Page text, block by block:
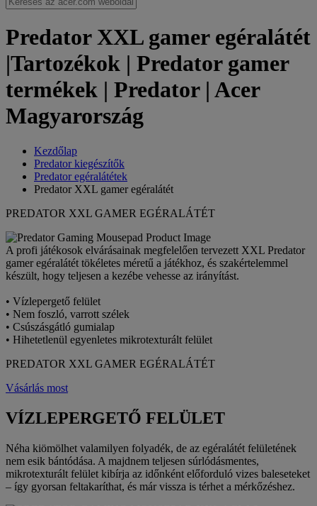
Predator XXL gamer egéralátét
|Tartozékok | Predator gamer
termékek | Predator | Acer
Magyarország
Kezdőlap
Predator kiegészítők
Predator egéralátétek
Predator XXL gamer egéralátét
PREDATOR XXL GAMER EGÉRALÁTÉT
A profi játékosok elvárásainak megfelelően tervezett XXL Predator
gamer egéralátét tökéletes méretű a játékhoz, és szakértelemmel
készült, hogy teljesen a kezébe vehesse az irányítást.
• Vízlepergető felület
• Nem foszló, varrott szélek
• Csúszásgátló gumialap
• Hihetetlenül egyenletes mikrotexturált felület
PREDATOR XXL GAMER EGÉRALÁTÉT
Vásárlás most
VÍZLEPERGETŐ FELÜLET
Néha kiömölhet valamilyen folyadék, de az egéralátét felületének
nem esik bántódása. A majdnem teljesen súrlódásmentes,
mikrotexturált felület kibírja az időnként előforduló vizes baleseteket
– így gyorsan feltakaríthat, és már vissza is térhet a mérkőzéshez.